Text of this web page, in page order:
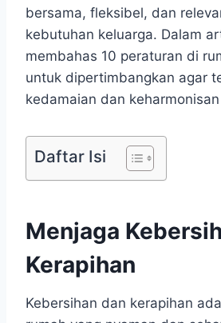
bersama, fleksibel, dan
kebutuhan keluarga. Dalam
membahas 10 peraturan di
untuk dipertimbangkan agar
kedamaian dan
Daftar Isi
Menjaga
Kerapihan
Kebersihan dan kerapihan